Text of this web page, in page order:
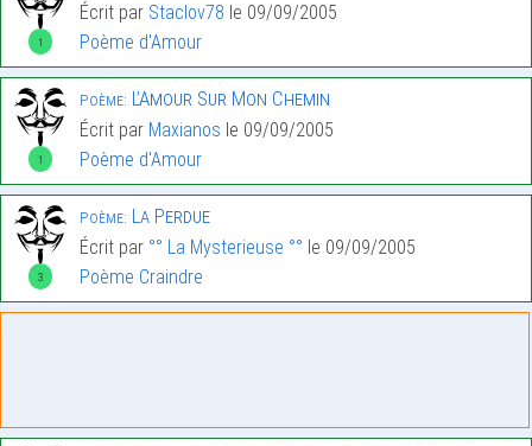
1
Écrit par Staclov78 le 09/09/2005
Poème d'Amour
1
Poème: L’Amour Sur Mon Chemin
Écrit par Maxianos le 09/09/2005
Poème d'Amour
3
Poème: La Perdue
Écrit par °° La Mysterieuse °° le 09/09/2005
Poème Craindre